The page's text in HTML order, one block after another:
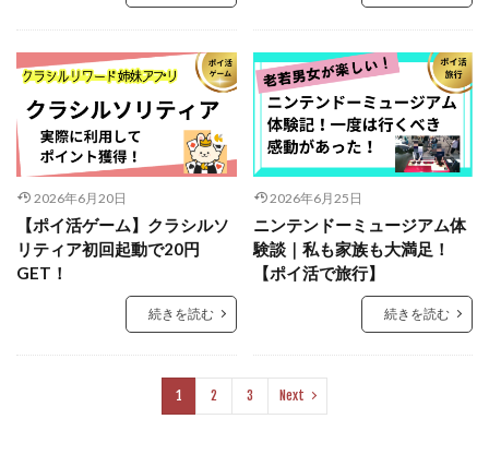
2026年6月20日
【ポイ活ゲーム】クラシルソ
リティア初回起動で20円
GET！
続きを読む
2026年6月25日
ニンテンドーミュージアム体
験談｜私も家族も大満足！
【ポイ活で旅行】
続きを読む
1 2 3 Next